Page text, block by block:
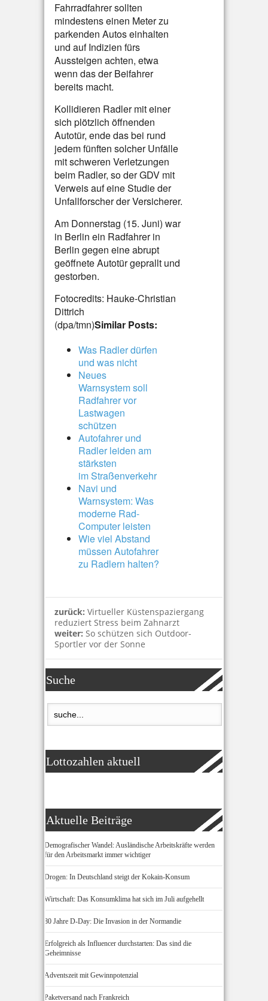
Fahrradfahrer sollten
mindestens einen Meter zu
parkenden Autos einhalten
und auf Indizien fürs
Aussteigen achten, etwa
wenn das der Beifahrer
bereits macht.
Kollidieren Radler mit einer
sich plötzlich öffnenden
Autotür, ende das bei rund
jedem fünften solcher Unfälle
mit schweren Verletzungen
beim Radler, so der GDV mit
Verweis auf eine Studie der
Unfallforscher der Versicherer.
Am Donnerstag (15. Juni) war
in Berlin ein Radfahrer in
Berlin gegen eine abrupt
geöffnete Autotür geprallt und
gestorben.
Fotocredits: Hauke-Christian
Dittrich
(dpa/tmn)Similar Posts:
Was Radler dürfen
und was nicht
Neues
Warnsystem soll
Radfahrer vor
Lastwagen
schützen
Autofahrer und
Radler leiden am
stärksten
im Straßenverkehr
Navi und
Warnsystem: Was
moderne Rad-
Computer leisten
Wie viel Abstand
müssen Autofahrer
zu Radlern halten?
zurück: Virtueller Küstenspaziergang
reduziert Stress beim Zahnarzt
weiter: So schützen sich Outdoor-
Sportler vor der Sonne
Suche
Lottozahlen aktuell
Aktuelle Beiträge
Demografischer Wandel: Ausländische Arbeitskräfte werden
für den Arbeitsmarkt immer wichtiger
Drogen: In Deutschland steigt der Kokain-Konsum
Wirtschaft: Das Konsumklima hat sich im Juli aufgehellt
80 Jahre D-Day: Die Invasion in der Normandie
Erfolgreich als Influencer durchstarten: Das sind die
Geheimnisse
Adventszeit mit Gewinnpotenzial
Paketversand nach Frankreich